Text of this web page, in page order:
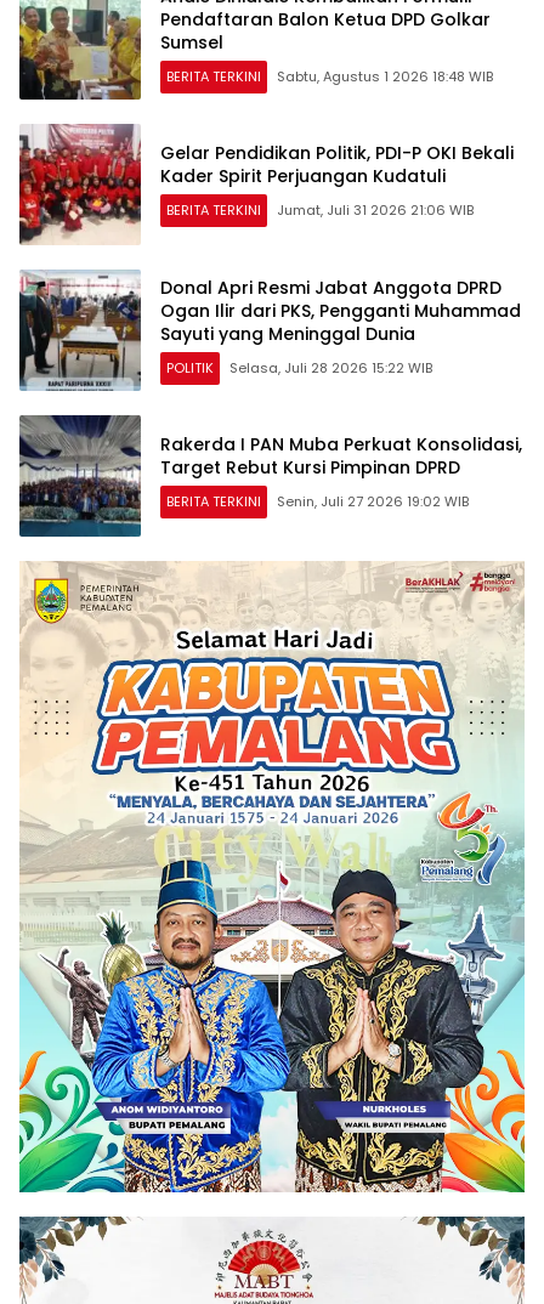
Pendaftaran Balon Ketua DPD Golkar
Sumsel
BERITA TERKINI Sabtu, Agustus 1 2026 18:48 WIB
Gelar Pendidikan Politik, PDI-P OKI Bekali
Kader Spirit Perjuangan Kudatuli
BERITA TERKINI Jumat, Juli 31 2026 21:06 WIB
Donal Apri Resmi Jabat Anggota DPRD
Ogan Ilir dari PKS, Pengganti Muhammad
Sayuti yang Meninggal Dunia
POLITIK Selasa, Juli 28 2026 15:22 WIB
Rakerda I PAN Muba Perkuat Konsolidasi,
Target Rebut Kursi Pimpinan DPRD
BERITA TERKINI Senin, Juli 27 2026 19:02 WIB